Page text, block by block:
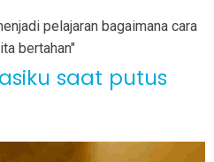
pelajaran bagaimana cara
bertahan"
saat putus